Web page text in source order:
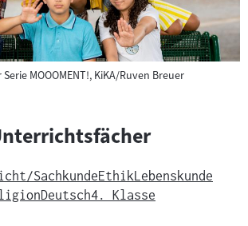
MOOOMENT!, KiKA/Ruven Breuer
SachkundeEthik Lebenskunde
Deutsch4. Klasse